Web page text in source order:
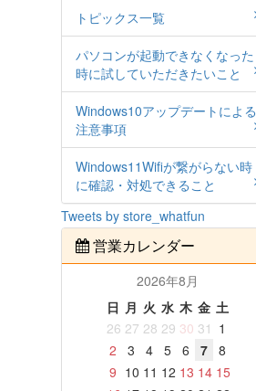
トピックス一覧
パソコンが起動できなくなった
時に試していただきたいこと
Windows10アップデートによる
注意事項
Windows11Wifiが繋がらない時
に確認・対処できること
Tweets by store_whatfun
営業カレンダー
2026年8月
日 月 火 水 木 金 土
26 27 28 29 30 31 1
2
3 4 5 6 7
8
9 10 11 12 13 14 15